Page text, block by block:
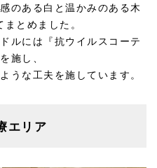
のある白と温かみのある木
とめました。
ルには『抗ウイルスコーテ
施し、
うな工夫を施しています。
エリア